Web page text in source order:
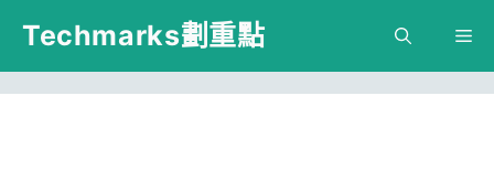
跳
主
Techmarks劃重點